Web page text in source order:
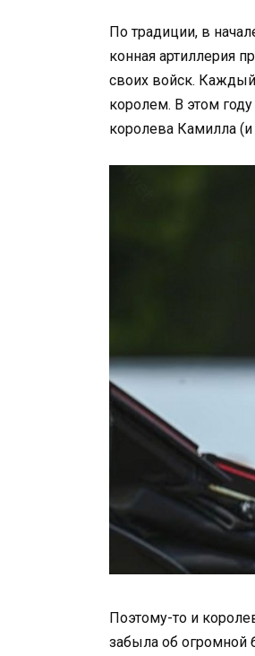
По традиции, в
конная артиллерия
своих войск. Каждый
королем. В этом
королева Камилла (и
Поэтому-то и
забыла об огромной